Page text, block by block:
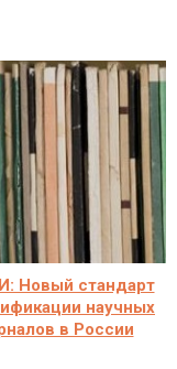
Новый стандарт
научных
в России